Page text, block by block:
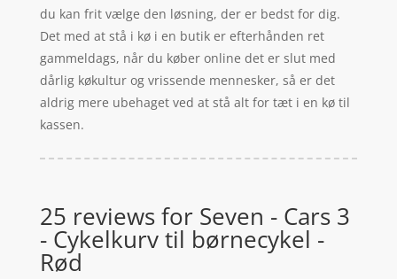
du kan frit vælge den løsning, der er bedst for dig.
Det med at stå i kø i en butik er efterhånden ret
gammeldags, når du køber online det er slut med
dårlig køkultur og vrissende mennesker, så er det
aldrig mere ubehaget ved at stå alt for tæt i en kø til
kassen.
25 reviews for Seven - Cars 3
- Cykelkurv til børnecykel -
Rød